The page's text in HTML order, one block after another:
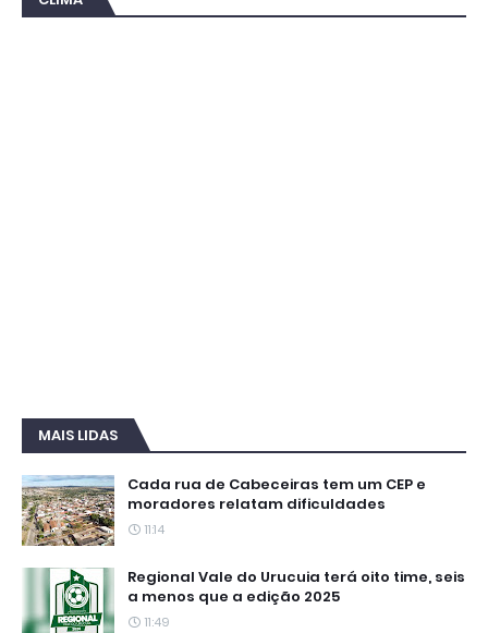
MAIS LIDAS
Cada rua de Cabeceiras tem um CEP e
moradores relatam dificuldades
11:14
Regional Vale do Urucuia terá oito time, seis
a menos que a edição 2025
11:49